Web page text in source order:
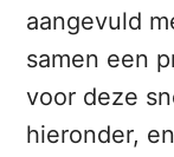
aangevuld
samen een
voor deze
hieronder,